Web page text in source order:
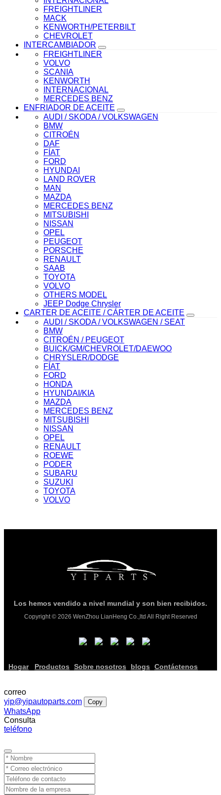
FREIGHTLINER
MACK
KENWORTH/PETERBILT
CHEVROLET
INTERCAMBIADOR
FREIGHTLINER
VOLVO
SCANIA
KENWORTH
INTERNACIONAL
MERCEDES BENZ
ENFRIADOR DE ACEITE
AUDI / SKODA / VOLKSWAGEN
BMW
CITROÉN
DAF
FÍAT
FORD
HYUNDAI
LAND ROVER
MAN
MAZDA
MERCEDES BENZ
MITSUBISHI
NISSAN
OPEL
PEUGEOT
PORSCHE
RENAULT
SAAB
TOYOTA
VOLVO
OTHERS MODEL
JEEP Dodge Chrysler
CARTER DE ACEITE / CÁRTER DE ACEITE
AUDI / SKODA / VOLKSWAGEN / SEAT
BMW
CITROÉN / PEUGEOT
BUICK/GM/CHEVROLET/DAEWOO
CHRYSLER/DODGE
FÍAT
FORD
HONDA
HYUNDAI/KIA
MAZDA
MERCEDES BENZ
MITSUBISHI
NISSAN
OPEL
RENAULT
ROEWE
PODER
SUBARU
SUZUKI
TOYOTA
VOLVO
Los hemos vendido a nivel mundial y son bien recibidos.
Copyright © 2026 WenZhou LianHeng Co.,ltd All Right Reserved
Hogar Productos Sobre nosotros blogs Contáctenos
correo
yip@yipautoparts.com
Copy
WhatsApp
Consulta
teléfono